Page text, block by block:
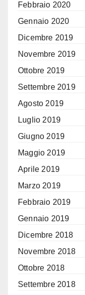
Febbraio 2020
Gennaio 2020
Dicembre 2019
Novembre 2019
Ottobre 2019
Settembre 2019
Agosto 2019
Luglio 2019
Giugno 2019
Maggio 2019
Aprile 2019
Marzo 2019
Febbraio 2019
Gennaio 2019
Dicembre 2018
Novembre 2018
Ottobre 2018
Settembre 2018